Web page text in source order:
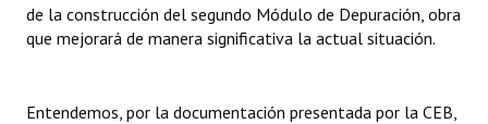
de la construcción del segundo Módulo de Depuración, obra
que mejorará de manera significativa la actual situación.
Entendemos, por la documentación presentada por la CEB,